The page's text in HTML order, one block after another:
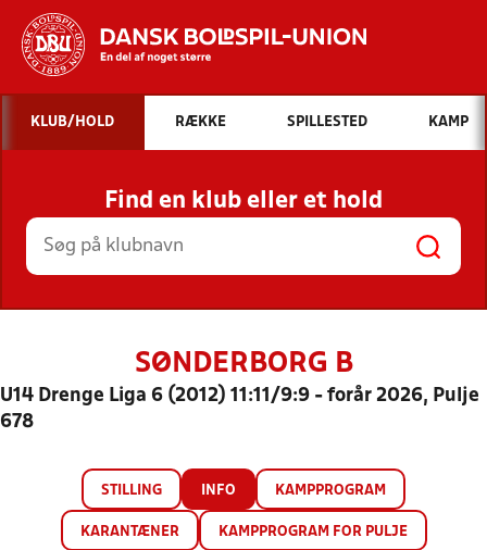
Hvad vil du søge efter?
INDHOLD OG NYHEDER
STILLINGER, RESULTATER, KLUBBER OG
HOLD
KLUB/HOLD RÆKKE SPILLESTED KAMP
Find en klub eller et hold
SØNDERBORG B
U14 Drenge Liga 6 (2012) 11:11/9:9 - forår 2026, Pulje
678
STILLING INFO KAMPPROGRAM
KARANTÆNER KAMPPROGRAM FOR PULJE